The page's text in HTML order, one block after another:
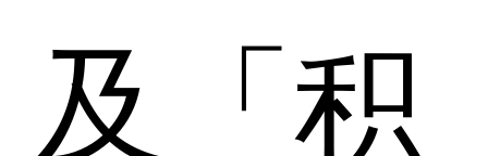
及「积